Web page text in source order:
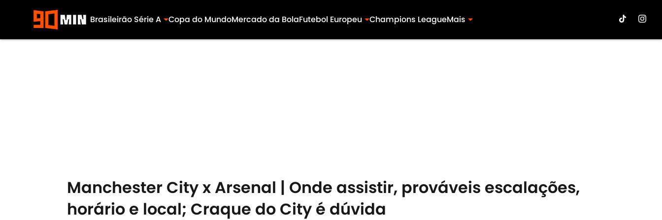
Brasileirão Série A Copa do MundoMercado da BolaFutebol Europeu Champions LeagueMais
Manchester City x Arsenal | Onde assistir, prováveis escalações,
horário e local; Craque do City é dúvida